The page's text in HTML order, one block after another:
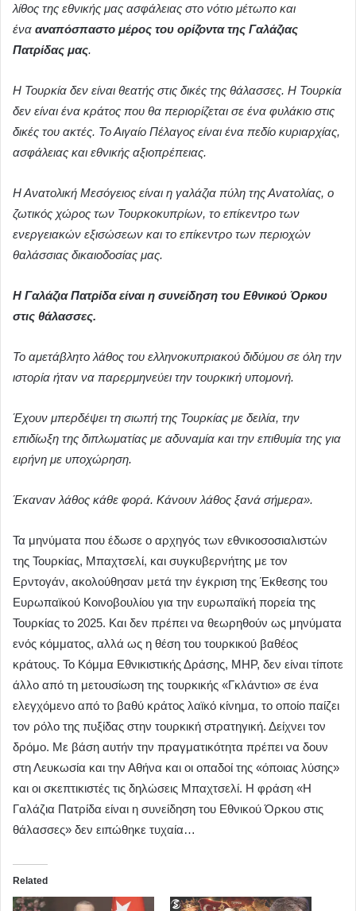
λίθος της εθνικής μας ασφάλειας στο νότιο μέτωπο και
ένα αναπόσπαστο μέρος του ορίζοντα της Γαλάζιας
Πατρίδας μας.
Η Τουρκία δεν είναι θεατής στις δικές της θάλασσες. Η Τουρκία
δεν είναι ένα κράτος που θα περιορίζεται σε ένα φυλάκιο στις
δικές του ακτές. Το Αιγαίο Πέλαγος είναι ένα πεδίο κυριαρχίας,
ασφάλειας και εθνικής αξιοπρέπειας.
Η Ανατολική Μεσόγειος είναι η γαλάζια πύλη της Ανατολίας, ο
ζωτικός χώρος των Τουρκοκυπρίων, το επίκεντρο των
ενεργειακών εξισώσεων και το επίκεντρο των περιοχών
θαλάσσιας δικαιοδοσίας μας.
Η Γαλάζια Πατρίδα είναι η συνείδηση του Εθνικού Όρκου
στις θάλασσες.
Το αμετάβλητο λάθος του ελληνοκυπριακού διδύμου σε όλη την
ιστορία ήταν να παρερμηνεύει την τουρκική υπομονή.
Έχουν μπερδέψει τη σιωπή της Τουρκίας με δειλία, την
επιδίωξη της διπλωματίας με αδυναμία και την επιθυμία της για
ειρήνη με υποχώρηση.
Έκαναν λάθος κάθε φορά. Κάνουν λάθος ξανά σήμερα».
Τα μηνύματα που έδωσε ο αρχηγός των εθνικοσοσιαλιστών
της Τουρκίας, Μπαχτσελί, και συγκυβερνήτης με τον
Ερντογάν, ακολούθησαν μετά την έγκριση της Έκθεσης του
Ευρωπαϊκού Κοινοβουλίου για την ευρωπαϊκή πορεία της
Τουρκίας το 2025. Και δεν πρέπει να θεωρηθούν ως μηνύματα
ενός κόμματος, αλλά ως η θέση του τουρκικού βαθέος
κράτους. Το Κόμμα Εθνικιστικής Δράσης, ΜΗΡ, δεν είναι τίποτε
άλλο από τη μετουσίωση της τουρκικής «Γκλάντιο» σε ένα
ελεγχόμενο από το βαθύ κράτος λαϊκό κίνημα, το οποίο παίζει
τον ρόλο της πυξίδας στην τουρκική στρατηγική. Δείχνει τον
δρόμο. Με βάση αυτήν την πραγματικότητα πρέπει να δουν
στη Λευκωσία και την Αθήνα και οι οπαδοί της «όποιας λύσης»
και οι σκεπτικιστές τις δηλώσεις Μπαχτσελί. Η φράση «Η
Γαλάζια Πατρίδα είναι η συνείδηση του Εθνικού Όρκου στις
θάλασσες» δεν ειπώθηκε τυχαία…
Related